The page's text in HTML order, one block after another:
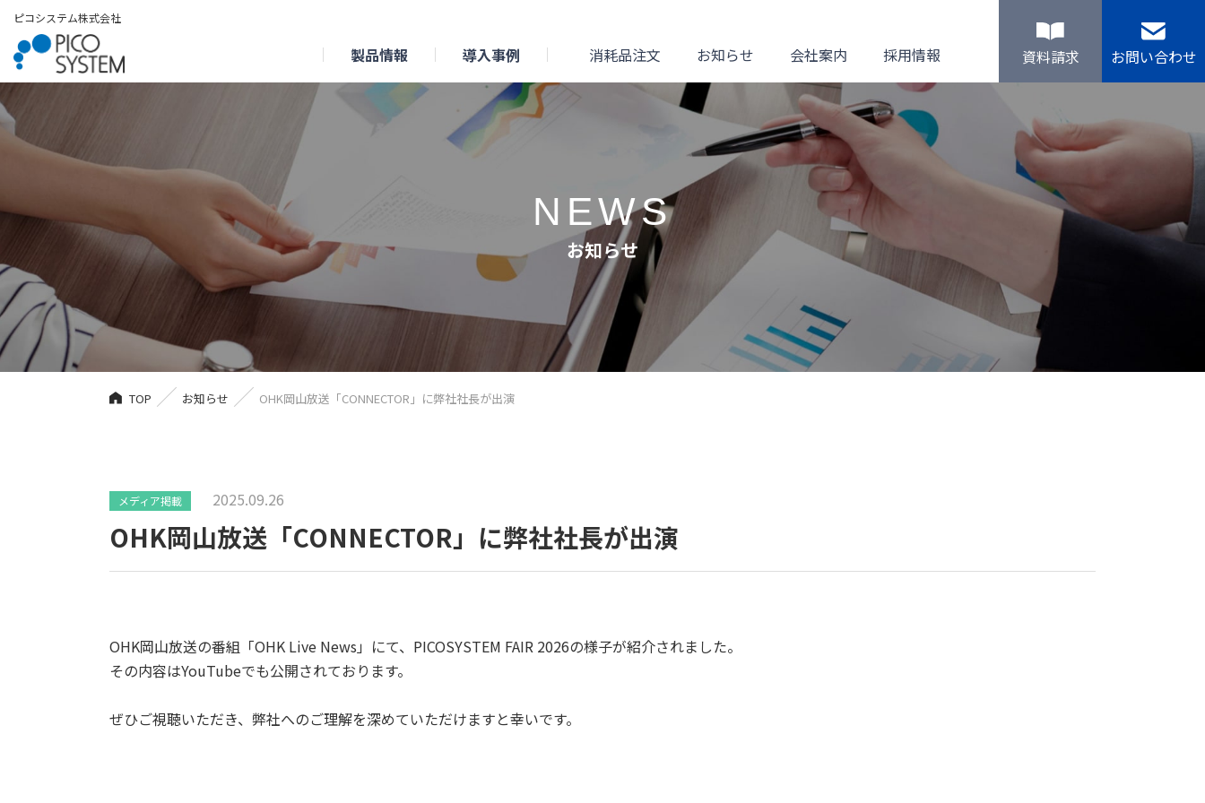
ピコシステム株式会社
製品情報 導入事例 消耗品注文 お知らせ 会社案内 採用情報 資料請求 お問い合わせ
NEWS
お知らせ
TOP お知らせ OHK岡山放送「CONNECTOR」に弊社社長が出演
メディア掲載 2025.09.26
OHK岡山放送「CONNECTOR」に弊社社長が出演
OHK岡山放送の番組「OHK Live News」にて、PICOSYSTEM FAIR 2026の様子が紹介されました。
その内容はYouTubeでも公開されております。
ぜひご視聴いただき、弊社へのご理解を深めていただけますと幸いです。